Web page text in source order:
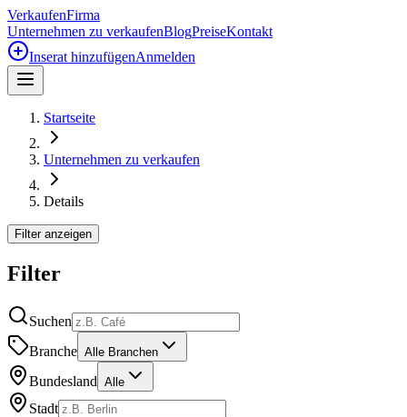
VerkaufenFirma
Unternehmen zu verkaufenBlogPreiseKontakt
Inserat hinzufügenAnmelden
Startseite
Unternehmen zu verkaufen
Details
Filter anzeigen
Filter
Suchen
Branche Alle Branchen
Bundesland Alle
Stadt